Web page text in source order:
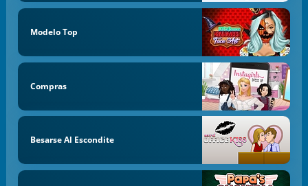
Modelo Top
Compras
Besarse Al Escondite